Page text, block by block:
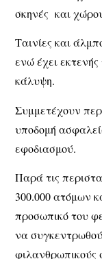
σκηνές και
Ταινίες και
ενώ έχει
κάλυψη.
Συμμετέχουν
υποδομή
εφοδιασμού.
Παρά τις
300.000 ατόμων
προσωπικό του
να
φιλανθρωπικούς